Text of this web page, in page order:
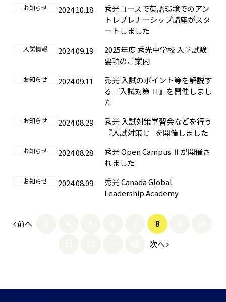
お知らせ 2024.10.18
秀光コースで英語環境でのアン
トレプレナーシップ講座がスタ
ートしました
入試情報 2024.09.19
2025年度 秀光中学校 入学試験
要項のご案内
お知らせ 2024.09.11
秀光 入試のポイント等を解説す
る『入試対策 Ⅱ』を開催しまし
た
お知らせ 2024.08.29
秀光 入試対策学習会などを行う
『入試対策 I』 を開催しました
お知らせ 2024.08.28
秀光 Open Campus Ⅱが開催さ
れました
お知らせ 2024.08.09
秀光 Canada Global
Leadership Academy
前へ 8
次へ